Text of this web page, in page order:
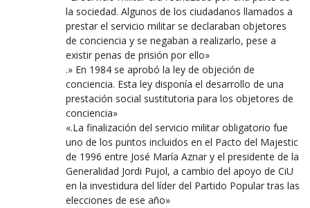
la sociedad. Algunos de los ciudadanos llamados a
prestar el servicio militar se declaraban objetores
de conciencia y se negaban a realizarlo, pese a
existir penas de prisión por ello»
.» En 1984 se aprobó la ley de objeción de
conciencia. Esta ley disponía el desarrollo de una
prestación social sustitutoria para los objetores de
conciencia»
«.La finalización del servicio militar obligatorio fue
uno de los puntos incluidos en el Pacto del Majestic
de 1996 entre José María Aznar y el presidente de la
Generalidad Jordi Pujol, a cambio del apoyo de CiU
en la investidura del líder del Partido Popular tras las
elecciones de ese año»